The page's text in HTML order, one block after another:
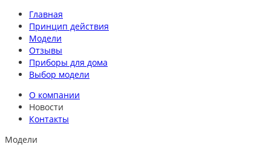
Главная
Принцип действия
Модели
Отзывы
Приборы для дома
Выбор модели
О компании
Новости
Контакты
Модели